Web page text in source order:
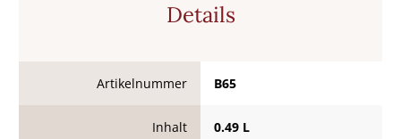
Details
Artikelnummer B65
Inhalt 0.49 L